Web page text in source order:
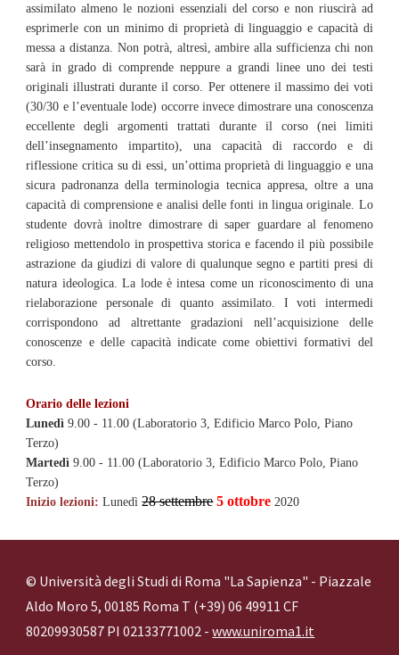
assimilato almeno le nozioni essenziali del corso e non riuscirà ad
esprimerle con un minimo di proprietà di linguaggio e capacità di
messa a distanza. Non potrà, altresì, ambire alla sufficienza chi non
sarà in grado di comprende neppure a grandi linee uno dei testi
originali illustrati durante il corso. Per ottenere il massimo dei voti
(30/30 e l’eventuale lode) occorre invece dimostrare una conoscenza
eccellente degli argomenti trattati durante il corso (nei limiti
dell’insegnamento impartito), una capacità di raccordo e di
riflessione critica su di essi, un’ottima proprietà di linguaggio e una
sicura padronanza della terminologia tecnica appresa, oltre a una
capacità di comprensione e analisi delle fonti in lingua originale. Lo
studente dovrà inoltre dimostrare di saper guardare al fenomeno
religioso mettendolo in prospettiva storica e facendo il più possibile
astrazione da giudizi di valore di qualunque segno e partiti presi di
natura ideologica. La lode è intesa come un riconoscimento di una
rielaborazione personale di quanto assimilato. I voti intermedi
corrispondono ad altrettante gradazioni nell’acquisizione delle
conoscenze e delle capacità indicate come obiettivi formativi del
corso.
Orario delle lezioni
Lunedì 9.00 - 11.00 (Laboratorio 3, Edificio Marco Polo, Piano
Terzo)
Martedì 9.00 - 11.00 (Laboratorio 3, Edificio Marco Polo, Piano
Terzo)
Inizio lezioni: Lunedì 28 settembre 5 ottobre 2020
© Università degli Studi di Roma "La Sapienza" - Piazzale
Aldo Moro 5, 00185 Roma T (+39) 06 49911 CF
80209930587 PI 02133771002 -www.uniroma1.it